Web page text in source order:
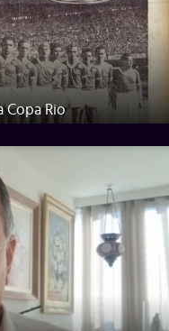
Copa Rio